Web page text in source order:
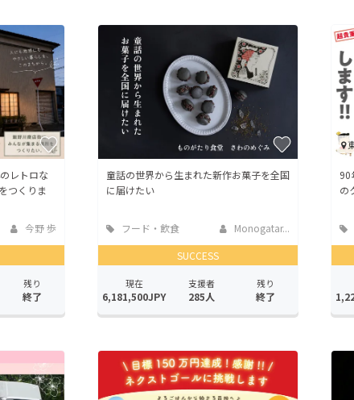
レトロな
つくりま
今野 歩
残り
終了
童話の世界から生まれた新作お菓子を全国
に届けたい
フード・飲食
店
Monogatar...
SUCCESS
現在
6,181,500JPY
支援者
285人
残り
終了
90
の
版